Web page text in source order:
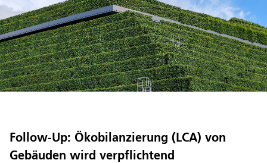
Follow-Up: Ökobilanzierung (LCA) von
Gebäuden wird verpflichtend